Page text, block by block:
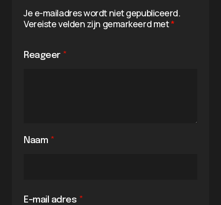
Je e-mailadres wordt niet gepubliceerd.
Vereiste velden zijn gemarkeerd met*
Reageer *
Naam *
E-mail adres *